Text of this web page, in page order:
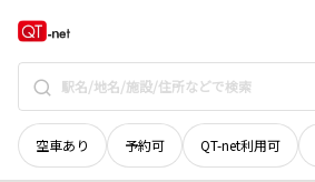
空車あり 予約可 QT-net利用可
徳島県